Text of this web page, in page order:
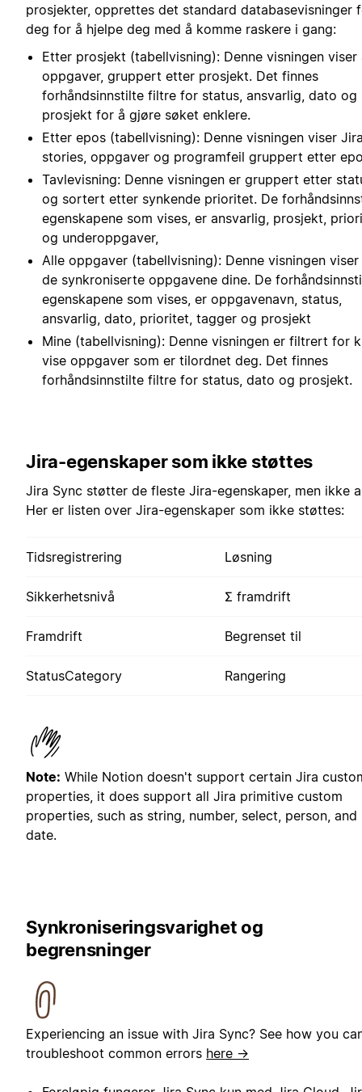
prosjekter, opprettes det standard databasevisninger
deg for å hjelpe deg med å komme raskere i gang:
Etter prosjekt (tabellvisning): Denne visningen viser
oppgaver, gruppert etter prosjekt. Det finnes
forhåndsinnstilte filtre for status, ansvarlig, dato og
prosjekt for å gjøre søket enklere.
Etter epos (tabellvisning): Denne visningen viser
stories, oppgaver og programfeil gruppert etter
Tavlevisning: Denne visningen er gruppert etter
og sortert etter synkende prioritet. De
egenskapene som vises, er ansvarlig, prosjekt,
og underoppgaver,
Alle oppgaver (tabellvisning): Denne visningen viser
de synkroniserte oppgavene dine. De
egenskapene som vises, er oppgavenavn, status,
ansvarlig, dato, prioritet, tagger og prosjekt
Mine (tabellvisning): Denne visningen er filtrert for
vise oppgaver som er tilordnet deg. Det finnes
forhåndsinnstilte filtre for status, dato og prosjekt.
Jira-egenskaper som ikke støttes
Jira Sync støtter de fleste Jira-egenskaper, men ikke
Her er listen over Jira-egenskaper som ikke støttes:
Tidsregistrering Løsning
Sikkerhetsnivå Σ framdrift
Framdrift Begrenset til
StatusCategory Rangering
Note: While Notion doesn't support certain Jira
properties, it does support all Jira primitive custom
properties, such as string, number, select, person, and
date.
Synkroniseringsvarighet og
begrensninger
Experiencing an issue with Jira Sync? See how you
troubleshoot common errors here →